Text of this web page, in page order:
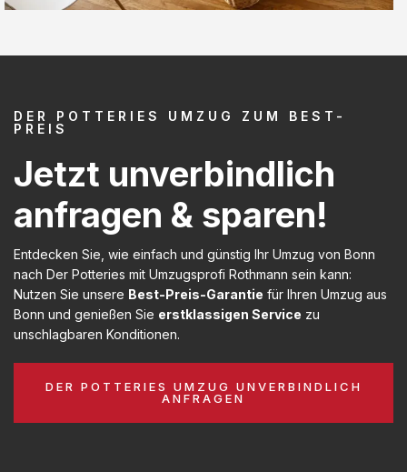
DER POTTERIES UMZUG ZUM BEST-
PREIS
Jetzt unverbindlich
anfragen & sparen!
Entdecken Sie, wie einfach und günstig Ihr Umzug von Bonn
nach Der Potteries mit Umzugsprofi Rothmann sein kann:
Nutzen Sie unsere Best-Preis-Garantie für Ihren Umzug aus
Bonn und genießen Sie erstklassigen Service zu
unschlagbaren Konditionen.
DER POTTERIES UMZUG UNVERBINDLICH
ANFRAGEN